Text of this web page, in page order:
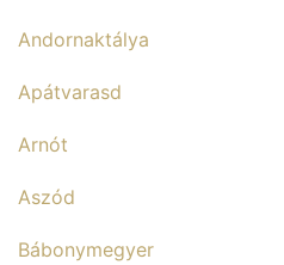
Andornaktálya
Apátvarasd
Arnót
Aszód
Bábonymegyer